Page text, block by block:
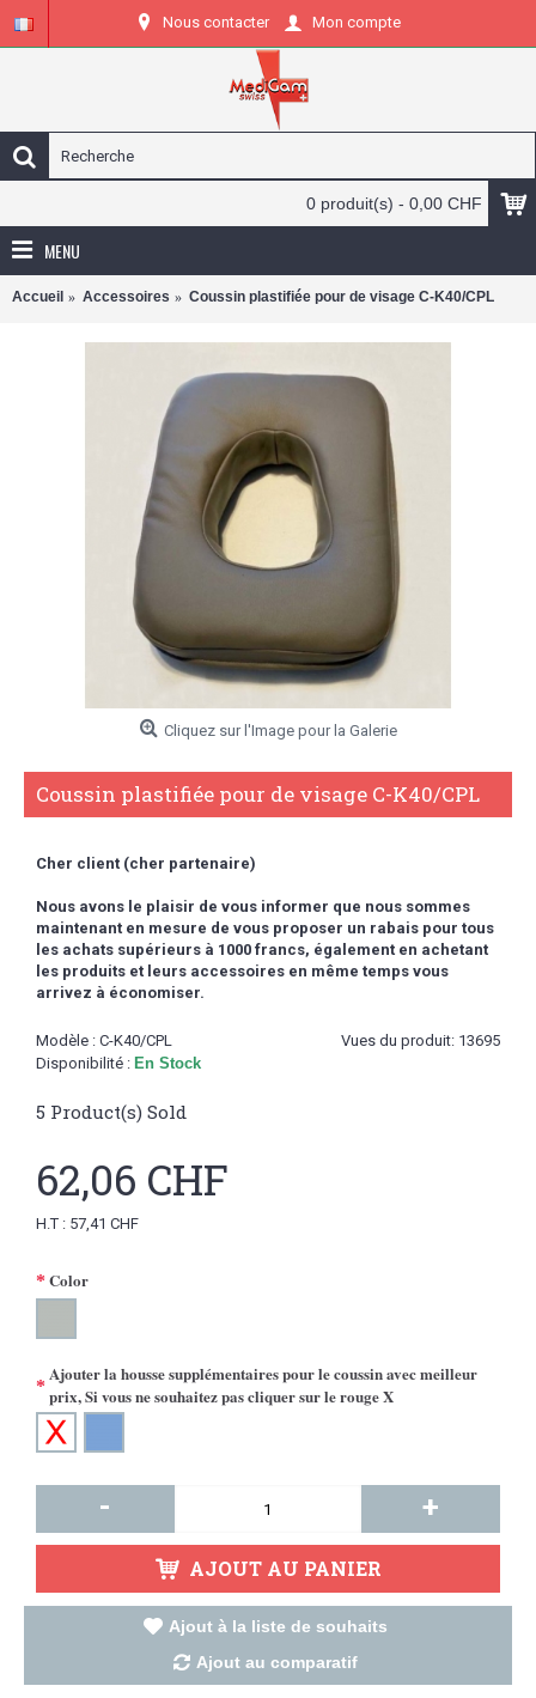
Nous contacter Mon compte
0 produit(s) - 0,00 CHF
MENU
Accueil Accessoires Coussin plastifiée pour de visage C-K40/CPL
Cliquez sur l'Image pour la Galerie
Coussin plastifiée pour de visage C-K40/CPL
Cher client (cher partenaire)
Nous avons le plaisir de vous informer que nous sommes
maintenant en mesure de vous proposer un rabais pour tous
les achats supérieurs à 1000 francs, également en achetant
les produits et leurs accessoires en même temps vous
arrivez à économiser.
Vues du produit: 13695
Modèle : C-K40/CPL
Disponibilité : En Stock
5 Product(s) Sold
62,06 CHF
H.T : 57,41 CHF
Color
Ajouter la housse supplémentaires pour le coussin avec meilleur
prix, Si vous ne souhaitez pas cliquer sur le rouge X
- +
AJOUT AU PANIER
Ajout à la liste de souhaits
Ajout au comparatif